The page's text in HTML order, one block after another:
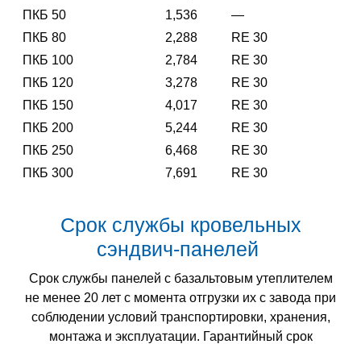
ПКБ 50
1,536
—
ПКБ 80
2,288
RE 30
ПКБ 100
2,784
RE 30
ПКБ 120
3,278
RE 30
ПКБ 150
4,017
RE 30
ПКБ 200
5,244
RE 30
ПКБ 250
6,468
RE 30
ПКБ 300
7,691 RE 30
Срок службы кровельных
сэндвич-панелей
Срок службы панелей с базальтовым утеплителем
не менее 20 лет с момента отгрузки их с завода при
соблюдении условий транспортировки, хранения,
монтажа и эксплуатации. Гарантийный срок